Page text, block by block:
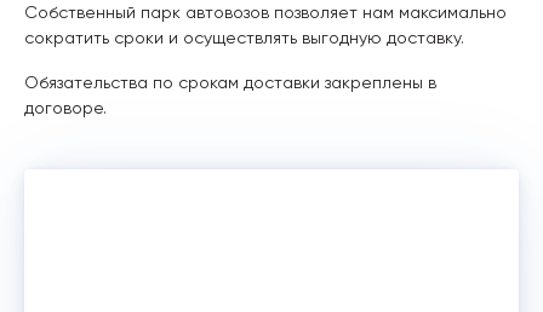
Собственный парк автовозов позволяет нам максимально
сократить сроки и осуществлять выгодную доставку.
Обязательства по срокам доставки закреплены в
договоре.